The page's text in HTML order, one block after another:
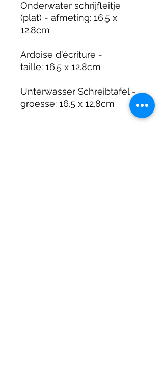
Onderwater schrijfleitje
(plat) - afmeting: 16.5 x
12.8cm
Ardoise d'écriture -
taille: 16.5 x 12.8cm
Unterwasser Schreibtafel -
groesse: 16.5 x 12.8cm